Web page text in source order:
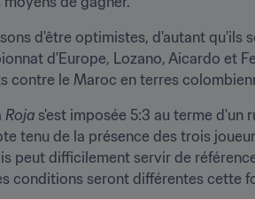
d'être optimistes, d'autant qu'ils
d'Europe, Lozano, Aicardo et
contre le Maroc en terres
Roja s'est imposée 5:3 au terme d'un
tenu de la présence des trois
peut difficilement servir de
conditions seront différentes cette